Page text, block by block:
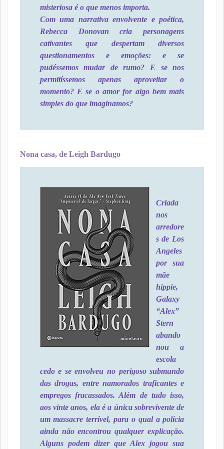
misteriosa é o que menos importa.
Com uma narrativa envolvente e poética,
Rebecca Donovan cria personagens
cativantes que despertam diversos
questionamentos e emoções: e se
pudéssemos mudar de rumo? E se nos
permitíssemos apenas aproveitar o
momento? E se o amor for algo bem mais
simples do que imaginamos?
Nona casa, de Leigh Bardugo
Criada
nos
arredore
s de Los
Angeles
por sua
mãe
hippie,
Galaxy
“Alex”
Stern
abando
nou a
escola
cedo e se envolveu no perigoso submundo
das drogas, entre namorados traficantes e
empregos fracassados. Além de tudo isso,
aos vinte anos, ela é a única sobrevivente de
um massacre terrível, para o qual a polícia
ainda não encontrou qualquer explicação.
Alguns podem dizer que Alex jogou sua